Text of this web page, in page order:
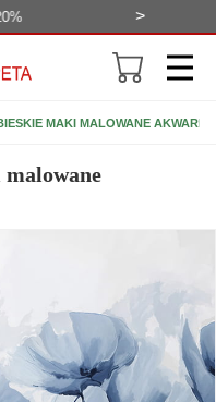
>
MAKI MALOWANE